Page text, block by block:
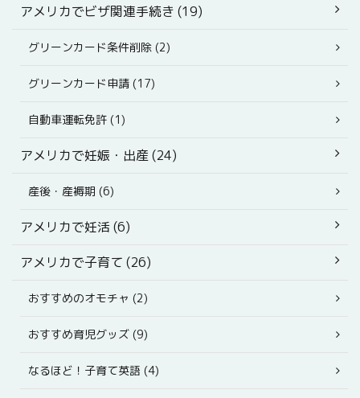
アメリカでビザ関連手続き (19)
グリーンカード条件削除 (2)
グリーンカード申請 (17)
自動車運転免許 (1)
アメリカで妊娠・出産 (24)
産後・産褥期 (6)
アメリカで妊活 (6)
アメリカで子育て (26)
おすすめのオモチャ (2)
おすすめ育児グッズ (9)
なるほど！子育て英語 (4)